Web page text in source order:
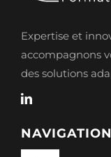
Expertise et
accompagnons
des solutions
NAVIGATION